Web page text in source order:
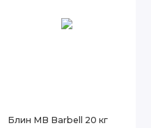
Блин MB Barbell 20 кг